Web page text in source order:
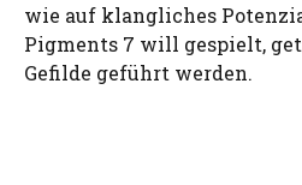
wie auf klangliches
Pigments 7 will gespielt,
Gefilde geführt werden.